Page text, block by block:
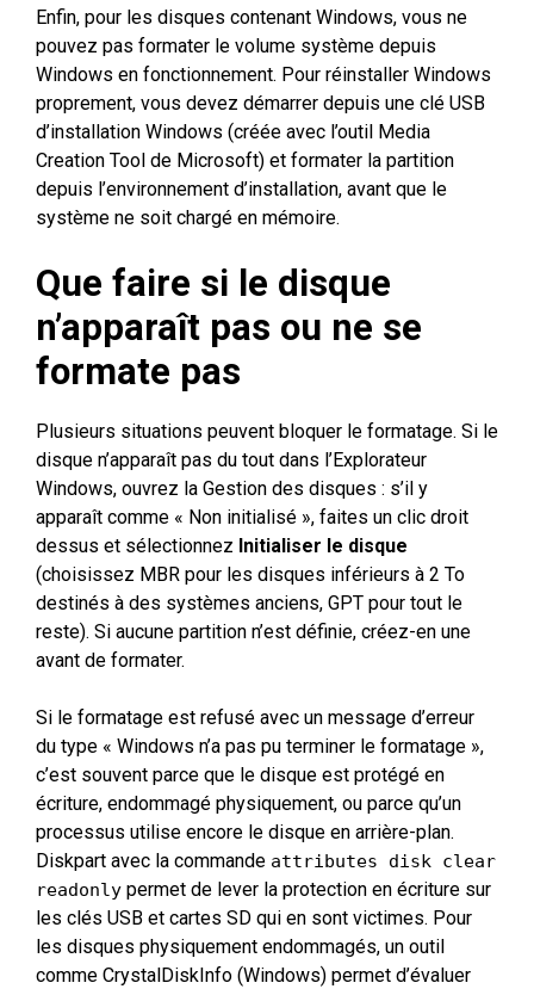
Enfin, pour les disques contenant Windows, vous ne
pouvez pas formater le volume système depuis
Windows en fonctionnement. Pour réinstaller Windows
proprement, vous devez démarrer depuis une clé USB
d’installation Windows (créée avec l’outil Media
Creation Tool de Microsoft) et formater la partition
depuis l’environnement d’installation, avant que le
système ne soit chargé en mémoire.
Que faire si le disque
n’apparaît pas ou ne se
formate pas
Plusieurs situations peuvent bloquer le formatage. Si le
disque n’apparaît pas du tout dans l’Explorateur
Windows, ouvrez la Gestion des disques : s’il y
apparaît comme « Non initialisé », faites un clic droit
dessus et sélectionnez Initialiser le disque
(choisissez MBR pour les disques inférieurs à 2 To
destinés à des systèmes anciens, GPT pour tout le
reste). Si aucune partition n’est définie, créez-en une
avant de formater.
Si le formatage est refusé avec un message d’erreur
du type « Windows n’a pas pu terminer le formatage »,
c’est souvent parce que le disque est protégé en
écriture, endommagé physiquement, ou parce qu’un
processus utilise encore le disque en arrière-plan.
Diskpart avec la commande attributes disk clear
readonly permet de lever la protection en écriture sur
les clés USB et cartes SD qui en sont victimes. Pour
les disques physiquement endommagés, un outil
comme CrystalDiskInfo (Windows) permet d’évaluer